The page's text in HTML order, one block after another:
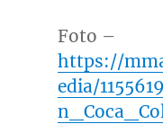
Foto –
https://
edia/